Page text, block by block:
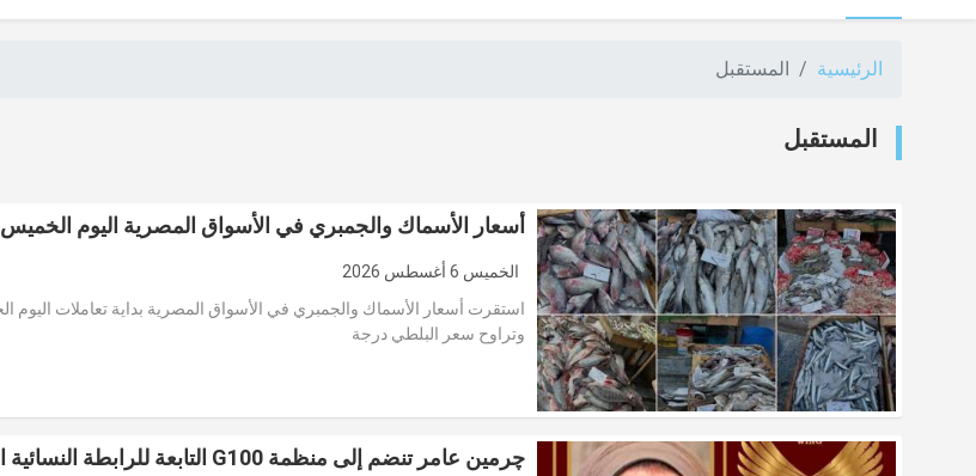
الرئيسية المستقبل
المستقبل
أسعار الأسماك والجمبري في الأسواق المصرية اليوم الخميس 6-8-2026
الخميس 6 أغسطس 2026
وتراوح سعر البلطي درجة